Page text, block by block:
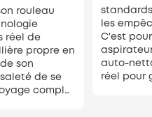
rouleau
réel de
propre en
son
de se
complet
les
C'est
auto-
réel pour